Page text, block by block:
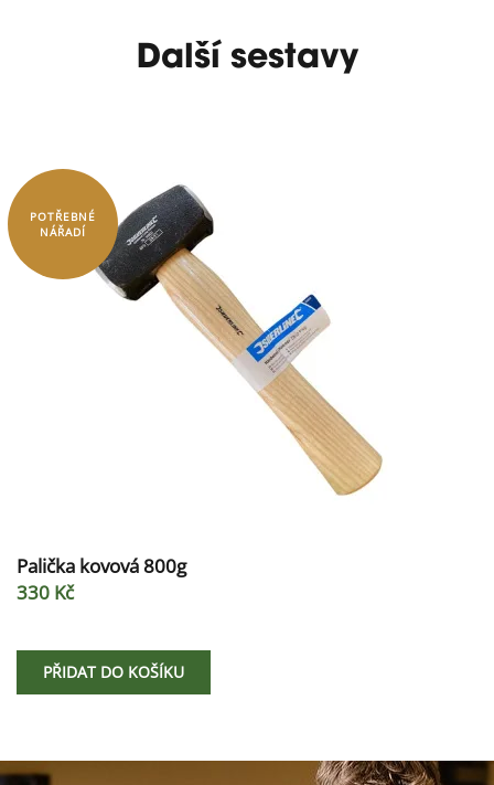
Další sestavy
POTŘEBNÉ
NÁŘADÍ
Palička kovová 800g
330 Kč
PŘIDAT DO KOŠÍKU